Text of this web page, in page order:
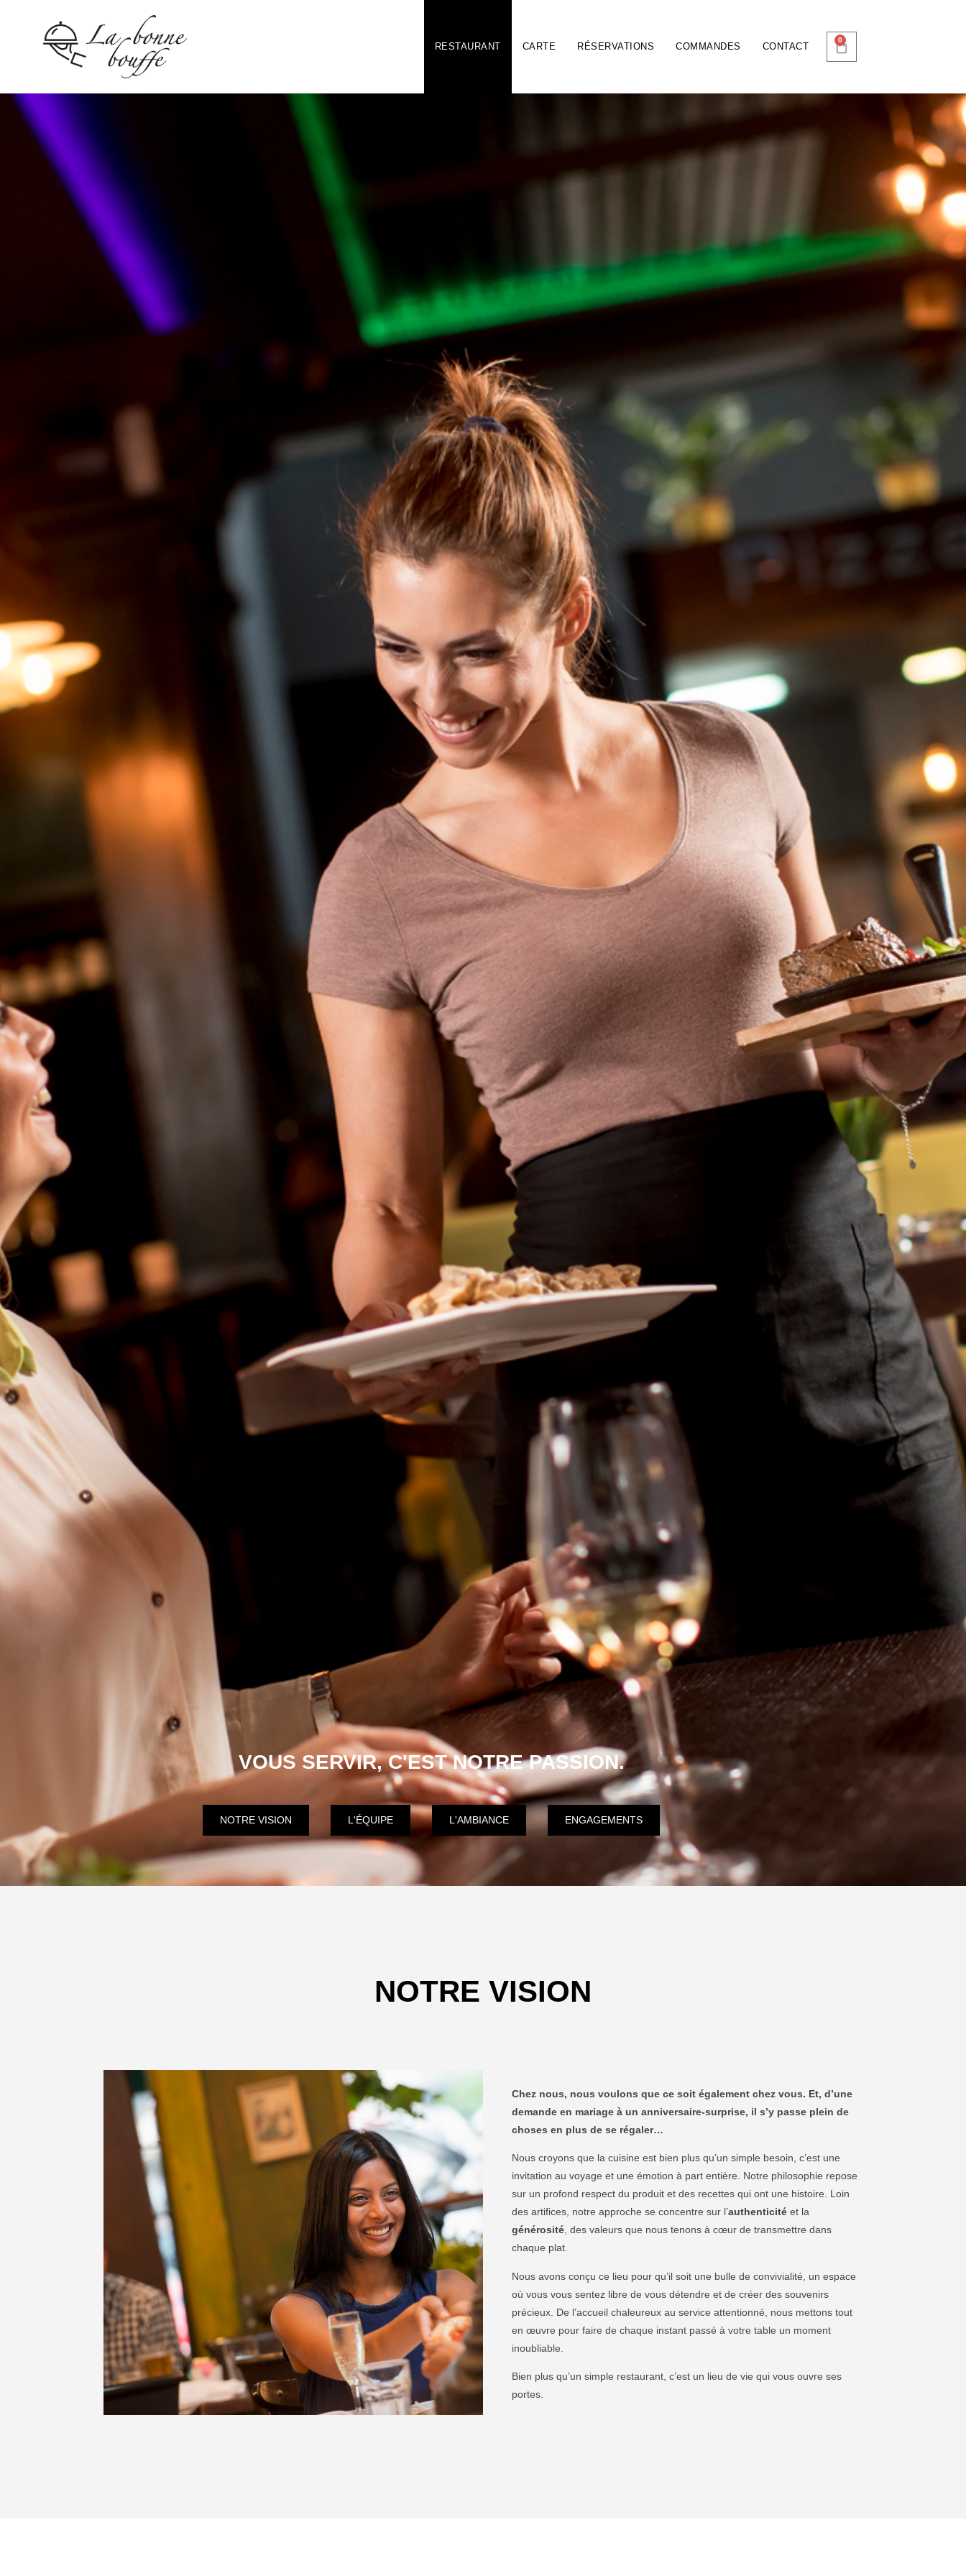
RESTAURANT CARTE RÉSERVATIONS COMMANDES CONTACT
0
VOUS SERVIR, C'EST NOTRE PASSION.
NOTRE VISION L'ÉQUIPE L'AMBIANCE ENGAGEMENTS
NOTRE VISION
Chez nous, nous voulons que ce soit également chez vous. Et, d’une
demande en mariage à un anniversaire-surprise, il s’y passe plein de
choses en plus de se régaler…
Nous croyons que la cuisine est bien plus qu’un simple besoin, c’est une
invitation au voyage et une émotion à part entière. Notre philosophie repose
sur un profond respect du produit et des recettes qui ont une histoire. Loin
des artifices, notre approche se concentre sur l’authenticité et la
générosité , des valeurs que nous tenons à cœur de transmettre dans
chaque plat.
Nous avons conçu ce lieu pour qu’il soit une bulle de convivialité, un espace
où vous vous sentez libre de vous détendre et de créer des souvenirs
précieux. De l’accueil chaleureux au service attentionné, nous mettons tout
en œuvre pour faire de chaque instant passé à votre table un moment
inoubliable.
Bien plus qu’un simple restaurant, c’est un lieu de vie qui vous ouvre ses
portes.